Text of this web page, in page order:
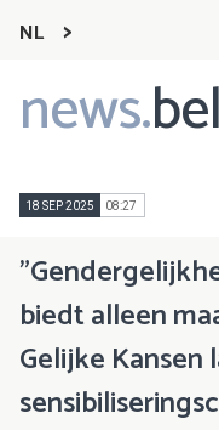
NL
news.
Main
navigation
18 SEP 2025 08:27
biedt alleen
Gelijke